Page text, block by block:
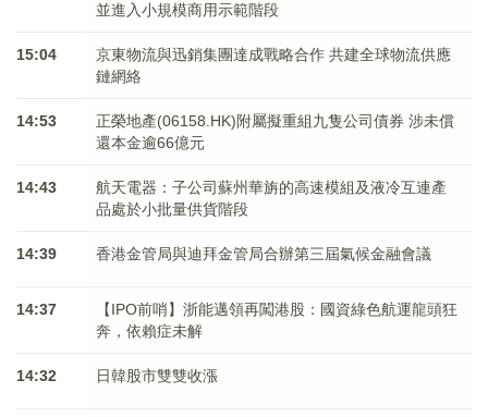
並進入小規模商用示範階段
15:04
京東物流與迅銷集團達成戰略合作 共建全球物流供應
鏈網絡
14:53
正榮地產(06158.HK)附屬擬重組九隻公司債券 涉未償
還本金逾66億元
14:43
航天電器：子公司蘇州華旃的高速模組及液冷互連產
品處於小批量供貨階段
14:39 香港金管局與迪拜金管局合辦第三屆氣候金融會議
14:37
【IPO前哨】浙能邁領再闖港股：國資綠色航運龍頭狂
奔，依賴症未解
14:32 日韓股市雙雙收漲